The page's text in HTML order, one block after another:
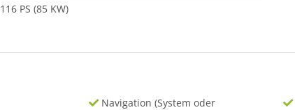
116 PS (85 KW)
Navigation (System oder